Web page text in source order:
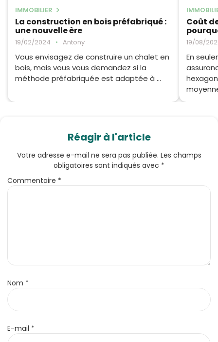
IMMOBILIER
La construction en bois préfabriqué :
une nouvelle ère
19/02/2024 • Antony
Vous envisagez de construire un chalet en
bois, mais vous vous demandez si la
méthode préfabriquée est adaptée à ...
Coût
19/08/
En
Réagir à l'article
Votre adresse e-mail ne sera pas publiée. Les champs
obligatoires sont indiqués avec *
Commentaire *
Nom *
E-mail *